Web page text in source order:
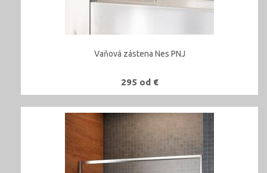
Vaňová zástena Nes PNJ
295 od €